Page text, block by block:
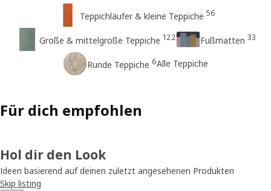
Teppichläufer & kleine Teppiche 56
Große & mittelgroße Teppiche 122 Fußmatten 33
Runde Teppiche 6Alle Teppiche
Für dich empfohlen
Hol dir den Look
Ideen basierend auf deinen zuletzt angesehenen Produkten
Skip listing